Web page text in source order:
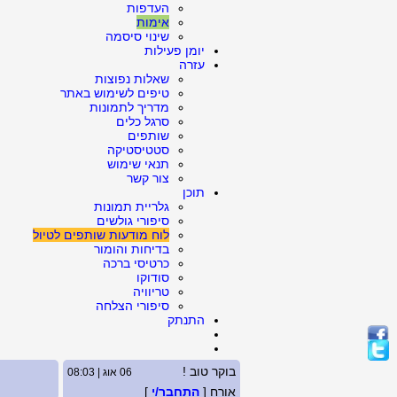
העדפות
אימות
שינוי סיסמה
יומן פעילות
עזרה
שאלות נפוצות
טיפים לשימוש באתר
מדריך לתמונות
סרגל כלים
שותפים
סטטיסטיקה
תנאי שימוש
צור קשר
תוכן
גלריית תמונות
סיפורי גולשים
לוח מודעות שותפים לטיול
בדיחות והומור
כרטיסי ברכה
סודוקו
טריוויה
סיפורי הצלחה
התנתק
בוקר טוב ! 06 אוג | 08:03
אורח [ התחבר/י ]